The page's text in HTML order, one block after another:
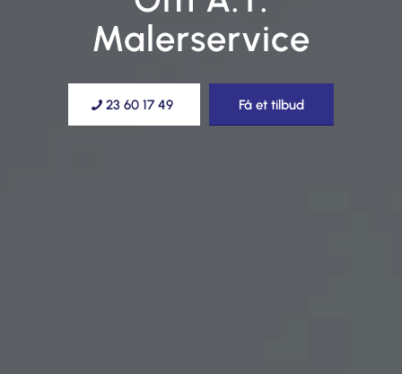
Malerservice
23 60 17 49 Få et tilbud